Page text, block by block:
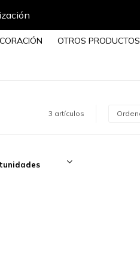
OTROS PRODUCTOS
3 artículos